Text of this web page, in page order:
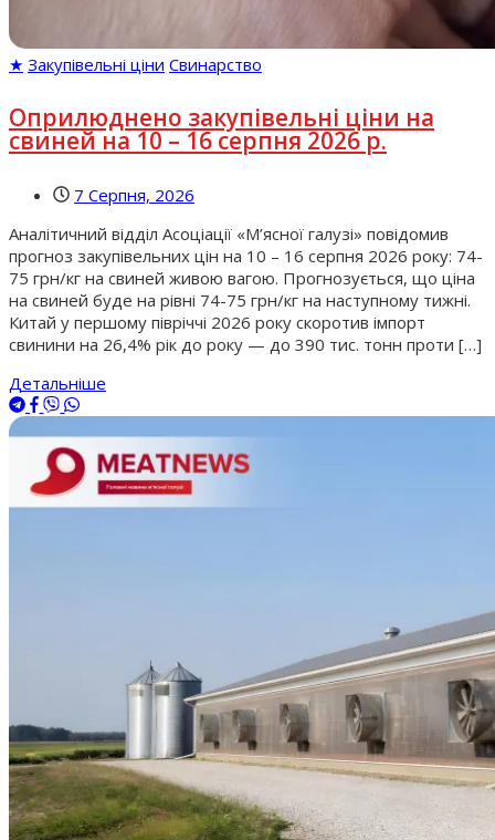
★ Закупівельні ціни Свинарство
Оприлюднено закупівельні ціни на
свиней на 10 – 16 серпня 2026 р.
7 Серпня, 2026
Аналітичний відділ Асоціації «М’ясної галузі» повідомив
прогноз закупівельних цін на 10 – 16 серпня 2026 року: 74-
75 грн/кг на свиней живою вагою. Прогнозується, що ціна
на свиней буде на рівні 74-75 грн/кг на наступному тижні.
Китай у першому півріччі 2026 року скоротив імпорт
свинини на 26,4% рік до року — до 390 тис. тонн проти […]
Детальніше